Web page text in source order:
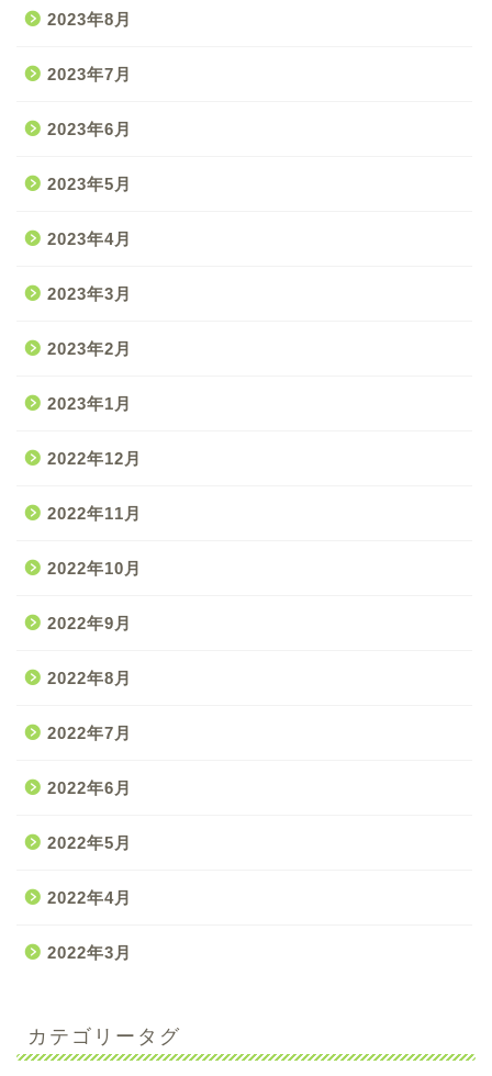
2023年8月
2023年7月
2023年6月
2023年5月
2023年4月
2023年3月
2023年2月
2023年1月
2022年12月
2022年11月
2022年10月
2022年9月
2022年8月
2022年7月
2022年6月
2022年5月
2022年4月
2022年3月
カテゴリータグ